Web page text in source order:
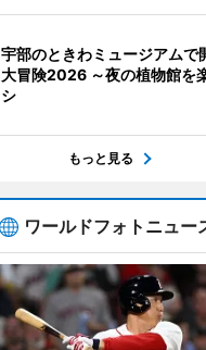
宇部のときわミュージアムで
大冒険2026 ～夜の植物館を
シ
もっと見る
ワールドフォトニュー